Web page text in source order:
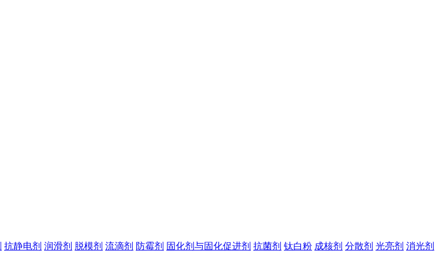
抗静电剂 润滑剂 脱模剂 流滴剂 防霉剂 固化剂与固化促进剂 抗菌剂 钛白粉 成核剂 分散剂 光亮剂 消光剂